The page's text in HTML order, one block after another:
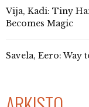
Vija, Kadi: Tiny
Becomes Magic
Savela, Eero: Way